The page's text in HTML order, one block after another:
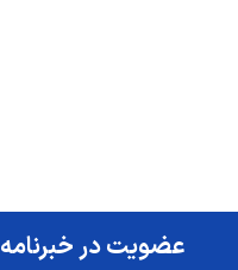
عضویت در خبرنامه